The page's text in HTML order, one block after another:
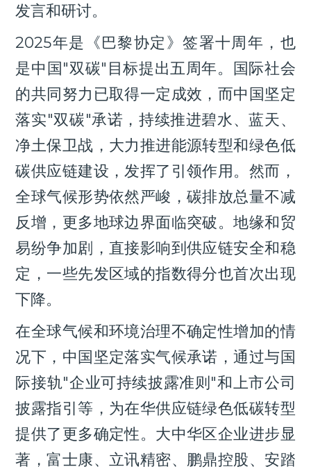
发言和研讨。
2025年是《巴黎协定》签署十周年，也
是中国"双碳"目标提出五周年。国际社会
的共同努力已取得一定成效，而中国坚定
落实"双碳"承诺，持续推进碧水、蓝天、
净土保卫战，大力推进能源转型和绿色低
碳供应链建设，发挥了引领作用。然而，
全球气候形势依然严峻，碳排放总量不减
反增，更多地球边界面临突破。地缘和贸
易纷争加剧，直接影响到供应链安全和稳
定，一些先发区域的指数得分也首次出现
下降。
在全球气候和环境治理不确定性增加的情
况下，中国坚定落实气候承诺，通过与国
际接轨"企业可持续披露准则"和上市公司
披露指引等，为在华供应链绿色低碳转型
提供了更多确定性。大中华区企业进步显
著，富士康、立讯精密、鹏鼎控股、安踏